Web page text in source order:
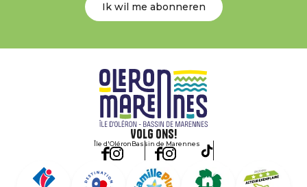
Ik wil me abonneren
Volg ons!
Île d'OléronBassin de Marennes